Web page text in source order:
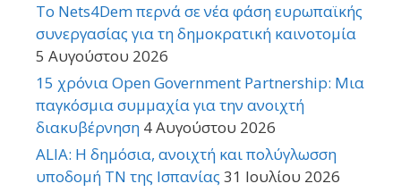
Το Nets4Dem περνά σε νέα φάση ευρωπαϊκής
συνεργασίας για τη δημοκρατική καινοτομία
5 Αυγούστου 2026
15 χρόνια Open Government Partnership: Μια
παγκόσμια συμμαχία για την ανοιχτή
διακυβέρνηση 4 Αυγούστου 2026
ALIA: Η δημόσια, ανοιχτή και πολύγλωσση
υποδομή ΤΝ της Ισπανίας 31 Ιουλίου 2026